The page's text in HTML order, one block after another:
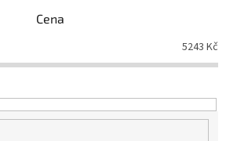
Cena
5243 Kč